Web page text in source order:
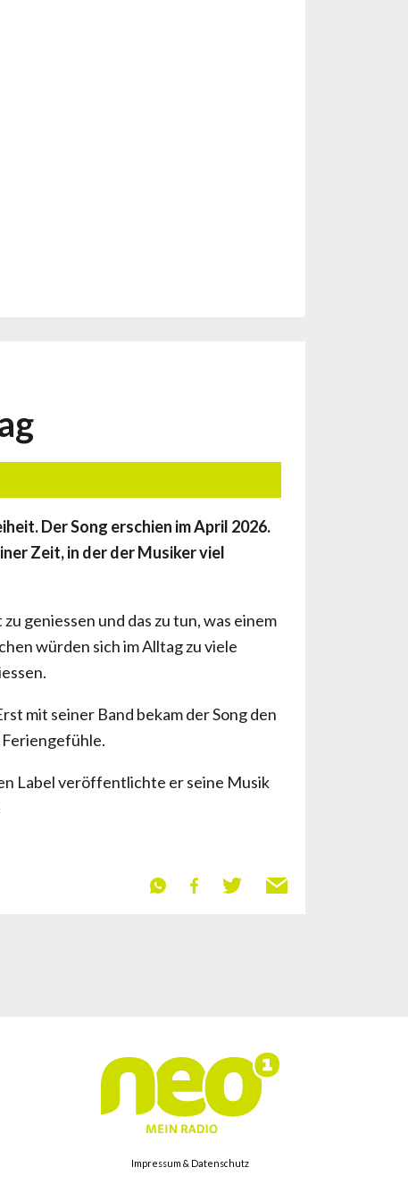
Der Song erschien im April 2026.
Zeit, in der der Musiker viel
geniessen und das zu tun, was einem
würden sich im Alltag zu viele
mit seiner Band bekam der Song den
Label veröffentlichte er seine Musik
Impressum & Datenschutz